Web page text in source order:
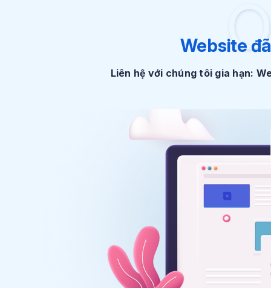
Website
Liên hệ với chúng tôi gia hạn: